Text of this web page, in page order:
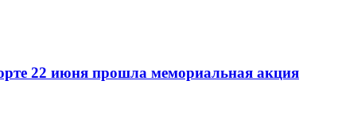
22 июня прошла мемориальная акция